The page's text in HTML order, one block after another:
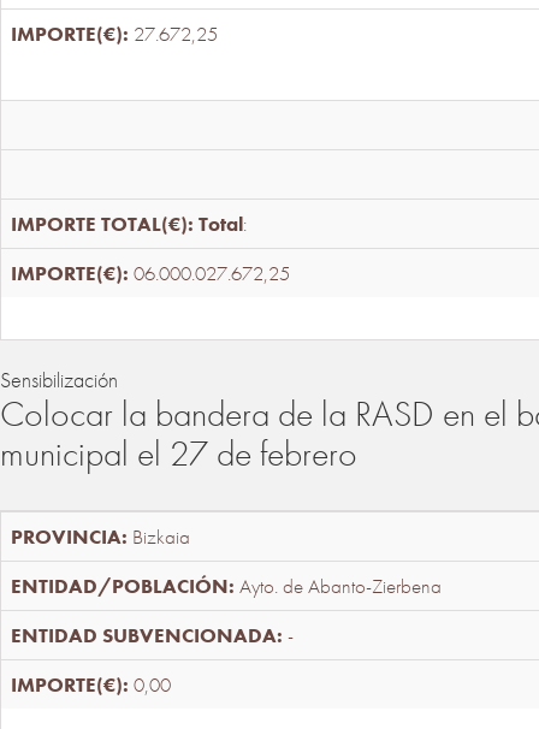
27.672,25
Total:
06.000.027.672,25
Sensibilización
Colocar la bandera de la RASD en el
municipal el 27 de febrero
Bizkaia
Ayto. de Abanto-Zierbena
-
0,00